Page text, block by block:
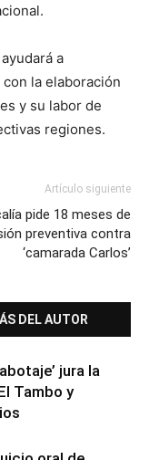
a
la elaboración
y su labor de
regiones.
Artículo siguiente
pide 18 meses de
preventiva contra
‘camarada Carlos’
DEL AUTOR
jura la
Tambo y